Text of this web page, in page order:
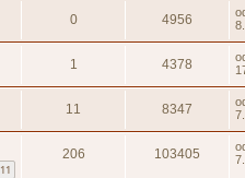
0 4956
1 4378
11 8347
11
206 103405